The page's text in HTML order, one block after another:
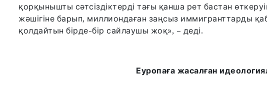
қорқынышты сәтсіздіктерді тағы қанша рет бастан
жәшігіне барып, миллиондаған заңсыз иммигранттарды
қолдайтын бірде-бір сайлаушы жоқ», – деді.
Еуропаға жасалған